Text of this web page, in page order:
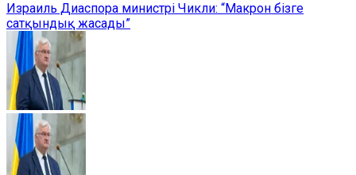
Израиль Диаспора министрі Чикли: “Макрон бізге
сатқындық жасады”